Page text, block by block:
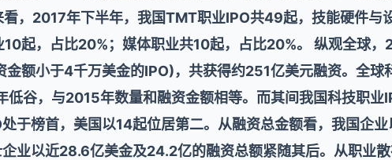
，2017年下半年，我国TMT职业IPO共49起，技能硬件与
起，占比20%；媒体职业共10起，占比20%。 纵观全球
金额小于4千万美金的IPO)，共获得约251亿美元融资。全球
低谷，与2015年数量和融资金额相等。而其间我国科技职业
于榜首，美国以14起位居第二。从融资总金额看，我国企
业以近28.6亿美金及24.2亿的融资总额紧随其后。从职业